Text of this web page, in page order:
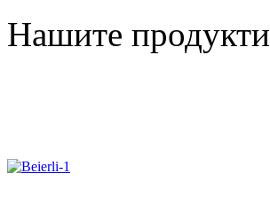
Нашите продукти